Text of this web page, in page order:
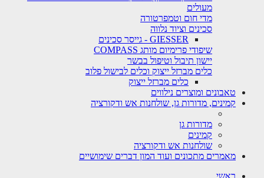
מעולים
מדי חום וטמפרטורה
סכינים וציוד נלווה
GIESSER - גייסר סכינים
שיפודי פרימיום מותג COMPASS
יישון תיבול וטיפול בבשר
כלים מברזל ייצוק וכלים לבישול פלוב
כלים מברזל ייצוק
טאבונים ומוצרים נילווים
קמינים, מדורות גן, שולחנות אש ודקורציה
מדורות גן
קמינים
שולחנות אש ודקורציה
מאמרים מתכונים ועוד המון דברים שימושיים
ראשי